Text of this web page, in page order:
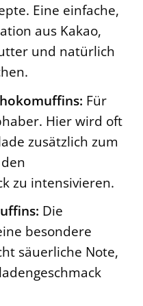
Eine einfache,
aus Kakao,
und natürlich
Für
Hier wird oft
zusätzlich zum
zu intensivieren.
Die
besondere
säuerliche Note,